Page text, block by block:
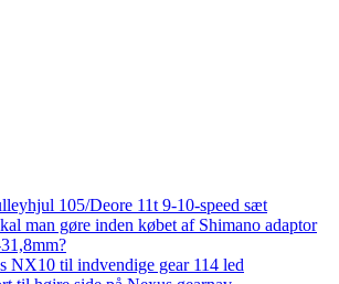
105/Deore 11t 9-10-speed sæt
man gøre inden købet af Shimano adaptor
NX10 til indvendige gear 114 led